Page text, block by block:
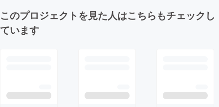
このプロジェクトを見た人はこちらもチェックし
ています